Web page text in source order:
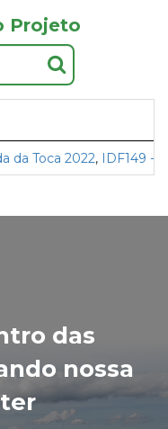
Projeto
da Toca 2022, IDF149 -
das
nossa